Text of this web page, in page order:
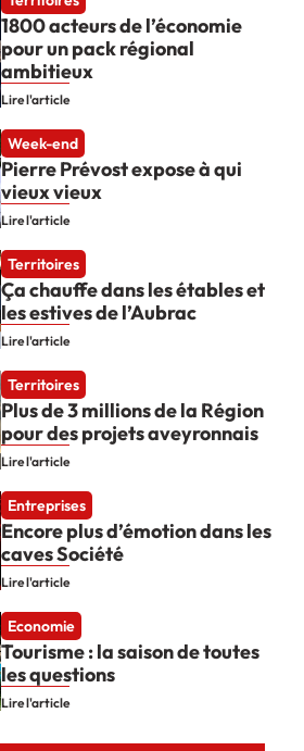
1800 acteurs de l’économie
pour un pack régional
ambitieux
Lire l'article
Week-end
Pierre Prévost expose à qui
vieux vieux
Lire l'article
Territoires
Ça chauffe dans les étables et
les estives de l’Aubrac
Lire l'article
Territoires
Plus de 3 millions de la Région
pour des projets aveyronnais
Lire l'article
Entreprises
Encore plus d’émotion dans les
caves Société
Lire l'article
Economie
Tourisme : la saison de toutes
les questions
Lire l'article